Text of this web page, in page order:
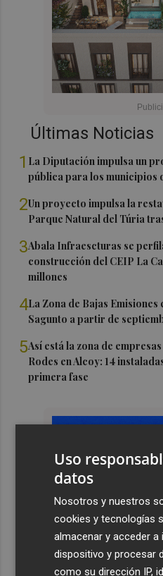
Últimas Noticias
1 La Diputación impulsa un
pública para los municipios
2Un proyecto impulsa la
Parque Natural del Túria
3Abala Infraescturas se
construcción del CEIP La
millones
4La Zona de Bajas
Sagunto a partir de
5Así está la zona de
Rodes en Alcoy: 14
primera fase
Uso
datos
Nosotros y nuestros
cookies y tecnologías
almacenar y acceder
dispositivo y procesar
como su dirección IP,